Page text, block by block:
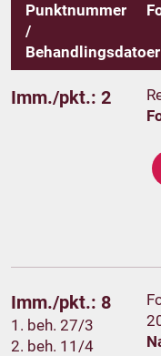
Punktnummer
/
Behandlingsdatoer
Imm./pkt.: 2
Imm./pkt.: 8
1. beh. 27/3
2. beh. 11/4